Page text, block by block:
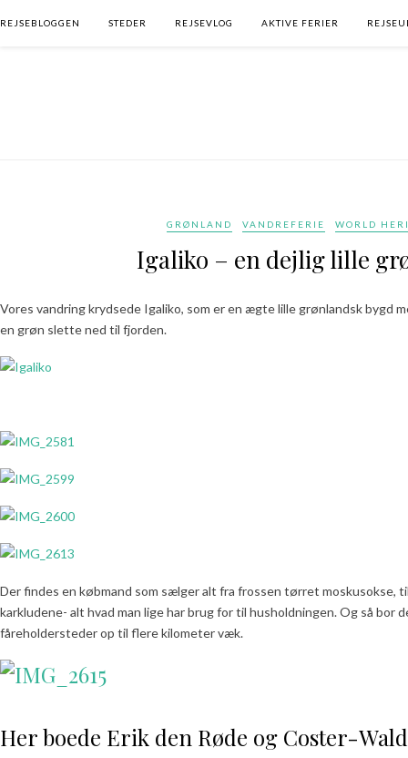
REJSEBLOGGEN STEDER REJSEVLOG AKTIVE FERIER
GRØNLAND VANDREFERIE WORLD
Igaliko – en dejlig lille
Vores vandring krydsede Igaliko, som er en ægte lille grønlandsk bygd
en grøn slette ned til fjorden.
Der findes en købmand som sælger alt fra frossen tørret moskusokse,
karkludene- alt hvad man lige har brug for til husholdningen. Og så bor
fåreholdersteder op til flere kilometer væk.
Her boede Erik den Røde og Coster-